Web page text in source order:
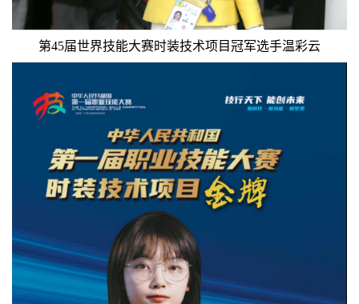
第45届世界技能大赛时装技术项目冠军选手温彩云